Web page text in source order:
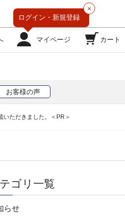
マイページ
×
ログイン・ 新規登録
カート
お客様の声
いただきました。＜PR＞
ゴリ一覧
らせ